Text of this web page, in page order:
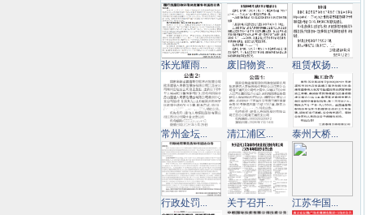
张光耀雨... 废旧物资... 租赁权扬...
常州金坛... 清江浦区... 泰州大桥...
行政处罚... 关于召开... 江苏华国...